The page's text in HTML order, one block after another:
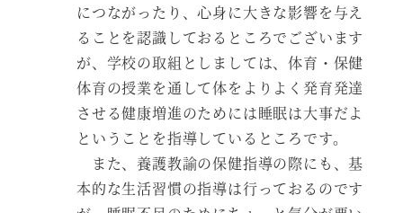
につながったり、心身に大きな影響を与え
ることを認識しておるところでございます
が、学校の取組としましては、体育・保健
体育の授業を通して体をよりよく発育発達
させる健康増進のためには睡眠は大事だよ
ということを指導しているところです。
また、養護教諭の保健指導の際にも、基
本的な生活習慣の指導は行っておるのです